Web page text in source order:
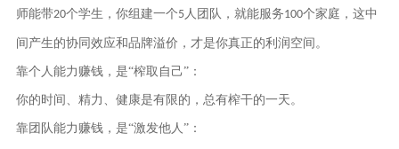
师能带20个学生，你组建一个5人团队，就能服务100个家庭，这中
间产生的协同效应和品牌溢价，才是你真正的利润空间。
靠个人能力赚钱，是“榨取自己”：
你的时间、精力、健康是有限的，总有榨干的一天。
靠团队能力赚钱，是“激发他人”：